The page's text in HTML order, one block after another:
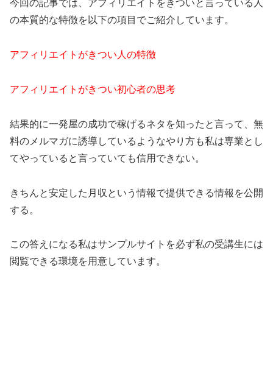
今回の記事では、アフィリエイトをきついと言っている人
の本質的な特徴を以下の項目でご紹介しています。
アフィリエイトがきつい人の特徴
アフィリエイトがきつい初心者の思考
結果的に一発屋の成功で稼げるネタを知ったと言って、無
料のメルマガに誘導しているようなやり方も私は専業とし
てやっていると言っていても信用できない。
きちんと安定した月収という情報で提供できる情報を公開
する。
この答えになる私はサンプルサイトを必ず私の受講生には
閲覧できる環境を用意しています。